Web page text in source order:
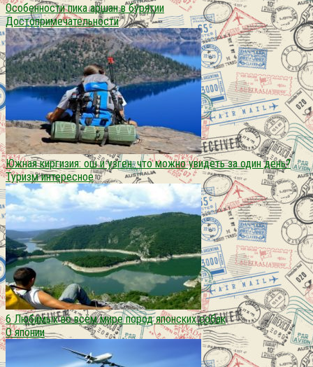
Особенности пика аршан в бурятии
Достопримечательности
Южная киргизия: ош и узген. что можно увидеть за один день?
Туризм интересное
6 Любимых во всём мире пород японских собак
О японии